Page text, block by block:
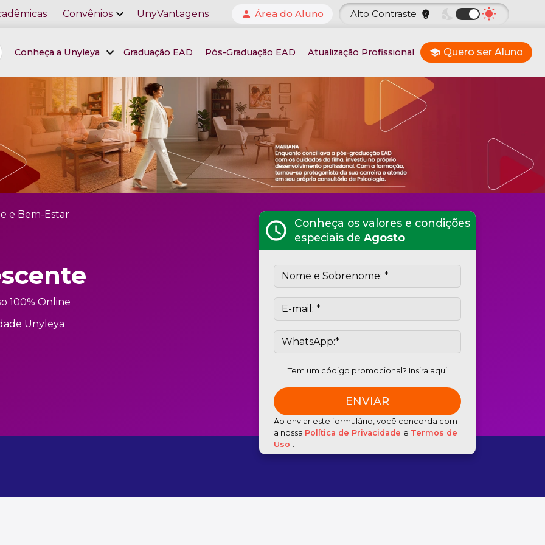
Convênios expand_more UnyVantagens person Área do Aluno Alto Contraste emoji_objects wb_sunny
Conheça a Unyleya expand_more Graduação EAD Pós-Graduação EAD Atualização Profissional school Quero ser Aluno
e Bem-Estar
100% Online
Unyleya
schedule
Conheça os valores e condições
especiais de Agosto
Tem um código promocional? Insira aqui
Ao enviar este formulário, você concorda com
a nossa Política de Privacidade e Termos de
Uso